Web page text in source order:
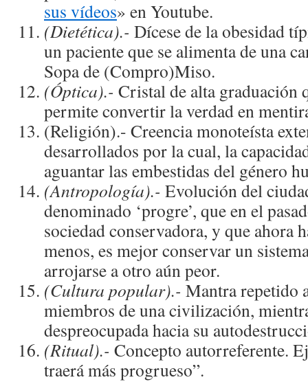
sus vídeos» en Youtube.
(Dietética).- Dícese de la obesidad
un paciente que se alimenta de una
Sopa de (Compro)Miso.
(Óptica).- Cristal de alta graduación
permite convertir la verdad en
(Religión).- Creencia monoteísta
desarrollados por la cual, la
aguantar las embestidas del género
(Antropología).- Evolución del
denominado ‘progre’, que en el
sociedad conservadora, y que ahora
menos, es mejor conservar un
arrojarse a otro aún peor.
(Cultura popular).- Mantra repetido
miembros de una civilización,
despreocupada hacia su
(Ritual).- Concepto autorreferente.
traerá más progrueso”.